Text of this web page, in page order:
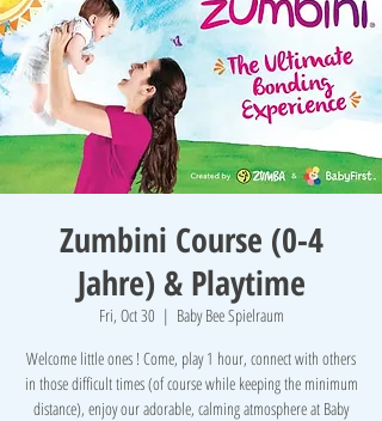
Zumbini Course (0-4
Jahre) & Playtime
Fri, Oct 30
  |
Baby Bee Spielraum
Welcome little ones ! Come, play 1 hour, connect with others
in those difficult times (of course while keeping the minimum
distance), enjoy our adorable, calming atmosphere at Baby